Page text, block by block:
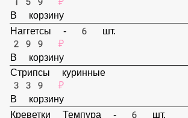
Картофель фри маленький
159 ₽
В корзину
Наггетсы - 6 шт.
299 ₽
В корзину